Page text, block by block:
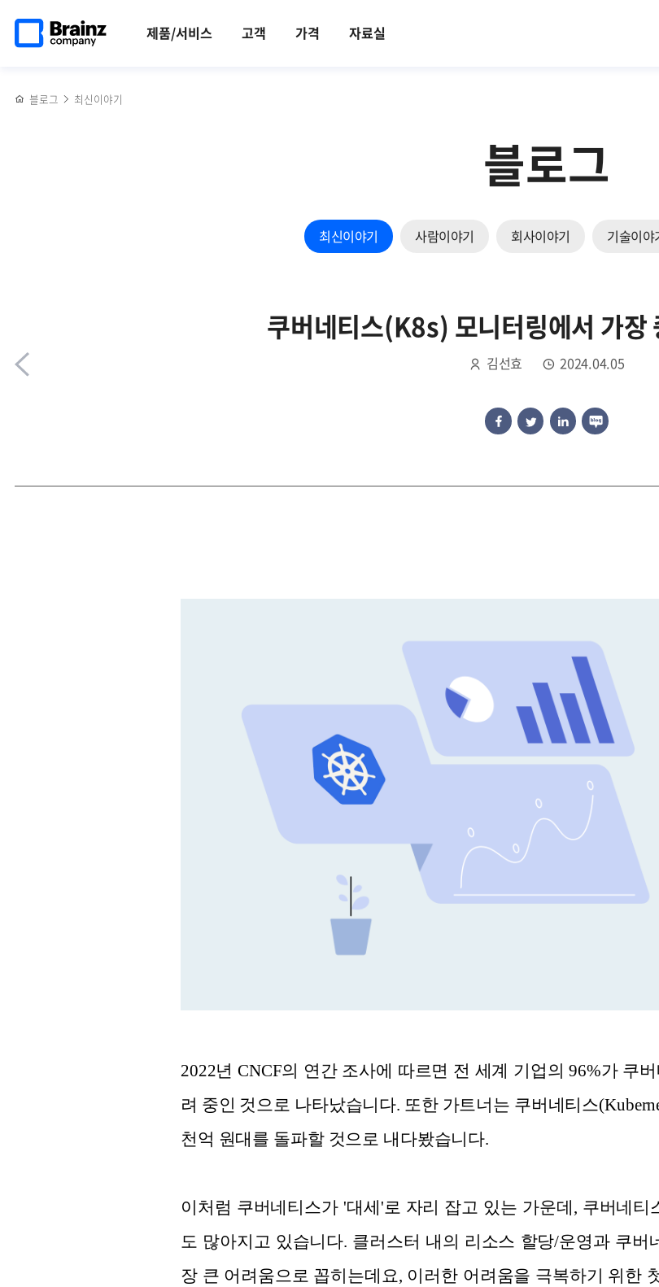
건너뛰기
제품/서비스 고객 가격 자료실
페이지로
블로그 최신이야기
블로그
최신이야기 사람이야기 회사이야기 기술이야
NPM,
AIOps까지!
쿠버네티스(K8s) 모니터링에서 가장
김선효 2024.04.05
공유하기
공유하기
공유하기
공유하기
꾸준히
각광받는
(Zenius)
2022년 CNCF의 연간 조사에 따르면 전 세계 기업의 96%가 쿠
려 중인 것으로 나타났습니다. 또한 가트너는 쿠버네티스
천억 원대를 돌파할 것으로 내다봤습니다.
이처럼 쿠버네티스가 '대세'로 자리 잡고 있는 가운데, 쿠버네
도 많아지고 있습니다. 클러스터 내의 리소스 할당/운영과 쿠버
장 큰 어려움으로 꼽히는데요, 이러한 어려움을 극복하기 위한